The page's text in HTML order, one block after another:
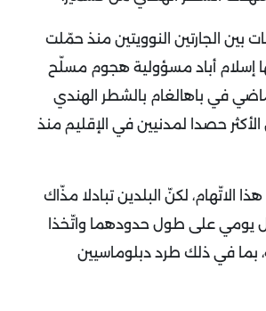
بين الجارتين النوويتين منذ حمّلت
إسلام أباد مسؤولية هجوم مسلّح
في باهالغام بالشطر الهندي
حصدا لمدنيين في الإقليم منذ
الاتّهام، لكنّ البلدين تبادلا مذّاك
يومي على طول حدودهما واتّخذا
بما في ذلك طرد دبلوماسيين